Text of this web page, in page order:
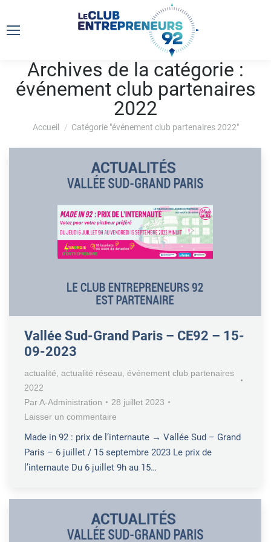
Archives de la catégorie :
événement club partenaires
2022
Vous êtes ici :
Accueil Catégorie "événement club partenaires 2022"
Vallée Sud-Grand Paris – CE92 – 15-
09-2023
actualité actualité réseau événement club partenaires
2022
ParA-Administration
28 juillet 2023
Laisser un commentaire
Made in 92 : prix de l’internaute → Vallée Sud – Grand
Paris – 6 juillet / 15 septembre 2023 Le prix de
l’internaute Du 6 juillet 9h au 15…